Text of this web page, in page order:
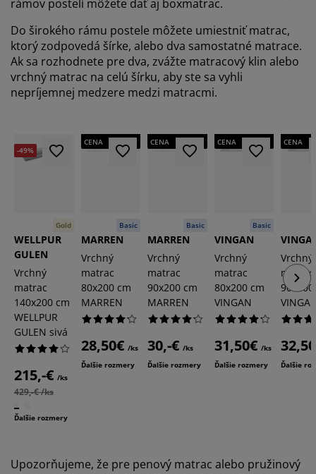
rámov postelí môžete dať aj boxmatrac.
Do širokého rámu postele môžete umiestniť matrac,
ktorý zodpovedá šírke, alebo dva samostatné matrace.
Ak sa rozhodnete pre dva, zvážte matracový klin alebo
vrchný matrac na celú šírku, aby ste sa vyhli
nepríjemnej medzere medzi matracmi.
-49%
Gold
WELLPUR
GULEN
Vrchný
matrac
140x200 cm
WELLPUR
GULEN sivá
215,-€ /ks
429,-€ /ks
Ďalšie rozmery
CENA
Basic
MARREN
Vrchný
matrac
80x200 cm
MARREN
28,50€ /ks
Ďalšie rozmery
CENA
Basic
MARREN
Vrchný
matrac
90x200 cm
MARREN
30,-€ /ks
Ďalšie rozmery
CENA
Basic
VINGAN
Vrchný
matrac
80x200 cm
VINGAN
31,50€ /ks
Ďalšie rozmery
CENA
Vrchný
matrac
Ďalšie
Upozorňujeme, že pre penový matrac alebo pružinový